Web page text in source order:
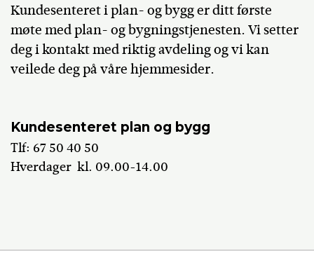
Kundesenteret i plan- og bygg er ditt første
møte med plan- og bygningstjenesten. Vi setter
deg i kontakt med riktig avdeling og vi kan
veilede deg på våre hjemmesider.
Kundesenteret plan og bygg
Tlf: 67 50 40 50
Hverdager kl. 09.00-14.00